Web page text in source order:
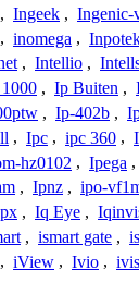
, Ingeek , Ingenic-
, inomega ,
, Intellio ,
, Ip Buiten ,
, Ip-402b ,
, Ipc , ipc 360 ,
hz0102 , Ipega ,
, Ipnz , ipo-
, Iq Eye ,
, ismart gate ,
, iView , Ivio ,